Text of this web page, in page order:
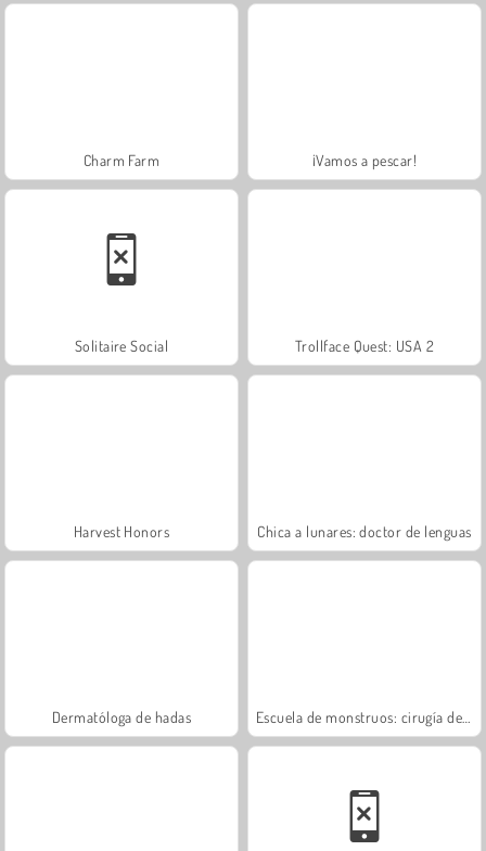
Charm Farm ¡Vamos a pescar!
Solitaire Social Trollface Quest: USA 2
Harvest Honors Chica a lunares: doctor de lenguas
Dermatóloga de hadas